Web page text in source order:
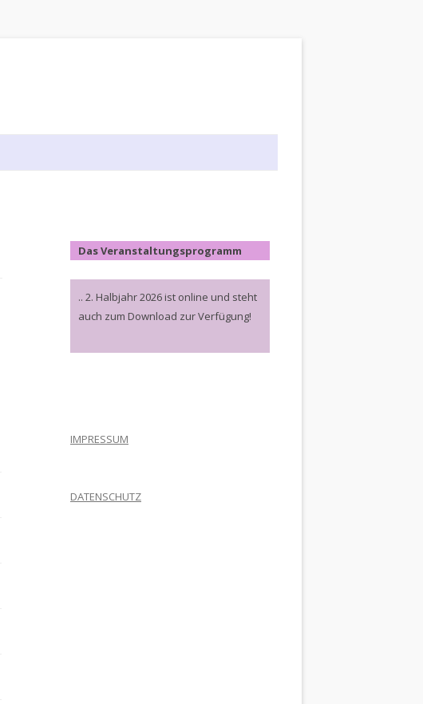
Das Veranstaltungsprogramm
.. 2. Halbjahr 2026 ist online und steht
auch zum Download zur Verfügung!
IMPRESSUM
DATENSCHUTZ